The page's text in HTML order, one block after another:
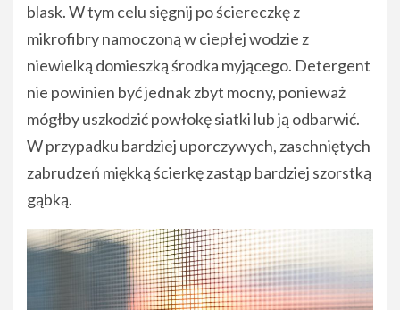
blask. W tym celu sięgnij po ściereczkę z
mikrofibry namoczoną w ciepłej wodzie z
niewielką domieszką środka myjącego. Detergent
nie powinien być jednak zbyt mocny, ponieważ
mógłby uszkodzić powłokę siatki lub ją odbarwić.
W przypadku bardziej uporczywych, zaschniętych
zabrudzeń miękką ścierkę zastąp bardziej szorstką
gąbką.